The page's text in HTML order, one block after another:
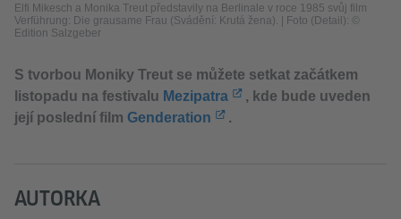
Elfi Mikesch a Monika Treut představily na Berlinale v roce 1985 svůj film
Verführung: Die grausame Frau (Svádění: Krutá žena). | Foto (Detail): ©
Edition Salzgeber
S tvorbou Moniky Treut se můžete setkat začátkem
listopadu na festivalu Mezipatra
, kde bude uveden
její poslední film Genderation .
AUTORKA